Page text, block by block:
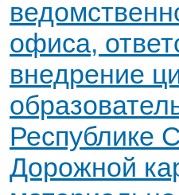
офиса,
внедрение
Республике
Дорожной